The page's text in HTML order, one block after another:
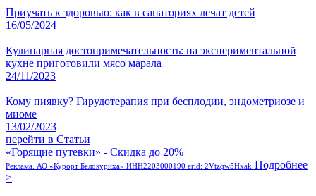
Приучать к здоровью: как в санаториях лечат детей
16/05/2024
Кулинарная достопримечательность: на экспериментальной
кухне приготовили мясо марала
24/11/2023
Кому пиявку? Гирудотерапия при бесплодии, эндометриозе и
миоме
13/02/2023
перейти в Статьи
«Горящие путевки» - Скидка до 20%
Реклама. АО «Курорт Белокуриха» ИНН2203000190 erid: 2Vtzqw5Hxak Подробнее
>